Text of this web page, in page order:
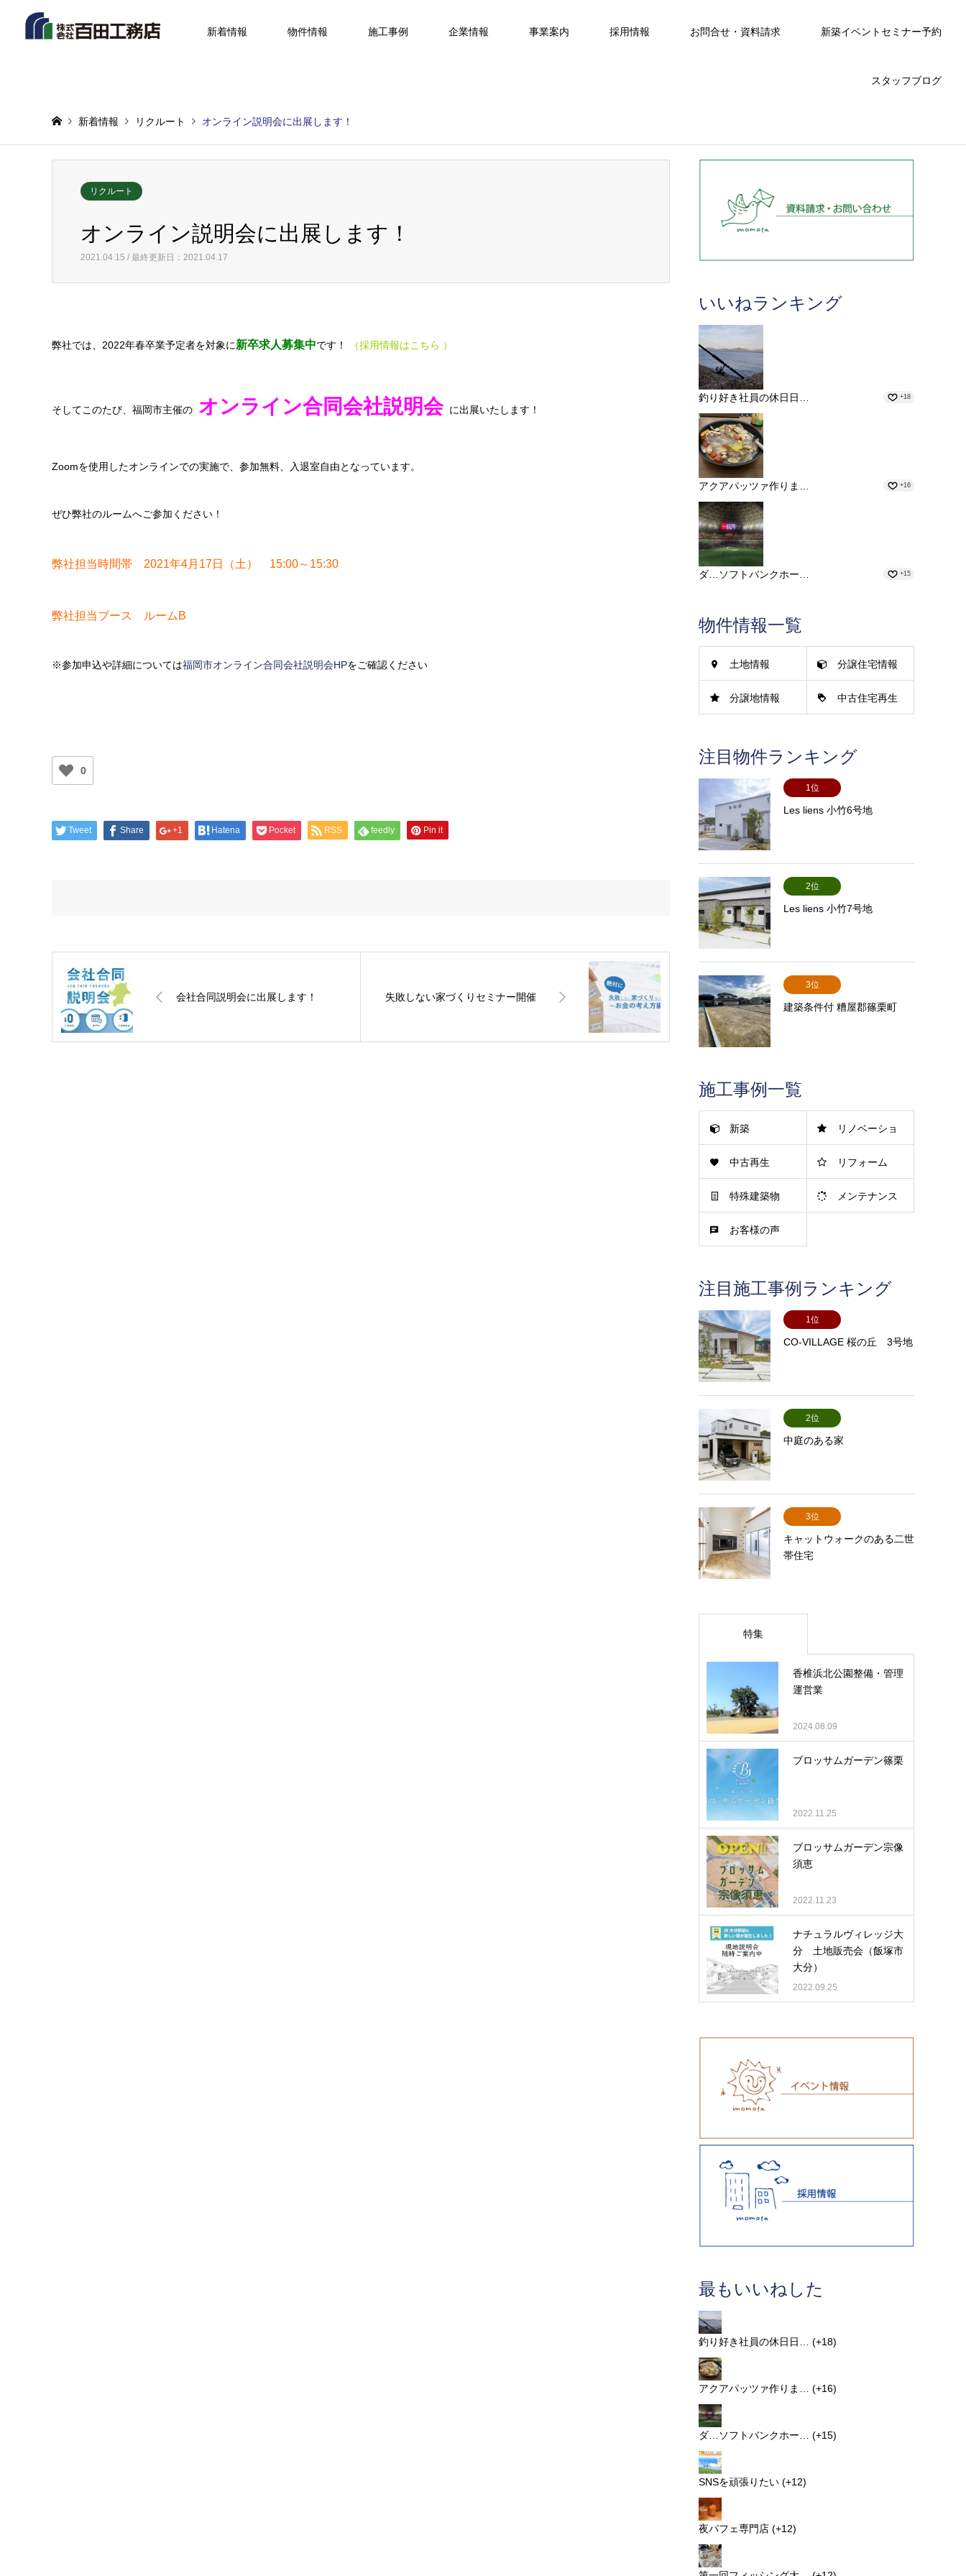
新着情報 物件情報 施工事例 企業情報 事業案内 採用情報 お問合せ・資料請求 新築イベントセミナー予約
スタッフブログ
新着情報 リクルート オンライン説明会に出展します！
リクルート
オンライン説明会に出展します！
2021.04.15 / 最終更新日：2021.04.17
弊社では、2022年春卒業予定者を対象に新卒求人募集中です！ （採用情報はこちら ）
そしてこのたび、福岡市主催の オンライン合同会社説明会 に出展いたします！
Zoomを使用したオンラインでの実施で、参加無料、入退室自由となっています。
ぜひ弊社のルームへご参加ください！
弊社担当時間帯 2021年4月17日（土） 15:00～15:30
弊社担当ブース ルームB
※参加申込や詳細については福岡市オンライン合同会社説明会HPをご確認ください
0
Tweet Share +1 Hatena Pocket RSS feedly Pin it
会社合同説明会に出展します！ 失敗しない家づくりセミナー開催
いいねランキング
釣り好き社員の休日日… +18
アクアパッツァ作りま… +16
ダ…ソフトバンクホー… +15
物件情報一覧
土地情報 分譲住宅情報
分譲地情報 中古住宅再生
注目物件ランキング
1位
Les liens 小竹6号地
2位
Les liens 小竹7号地
3位
建築条件付 糟屋郡篠栗町
施工事例一覧
新築 リノベーショ
ン
中古再生 リフォーム
特殊建築物 メンテナンス
お客様の声
注目施工事例ランキング
1位
CO-VILLAGE 桜の丘 3号地
2位
中庭のある家
3位
キャットウォークのある二世
帯住宅
特集
香椎浜北公園整備・管理
運営業
2024.08.09
ブロッサムガーデン篠栗
2022.11.25
ブロッサムガーデン宗像
須恵
2022.11.23
ナチュラルヴィレッジ大
分 土地販売会（飯塚市
大分）
2022.09.25
最もいいねした
釣り好き社員の休日日… +18
アクアパッツァ作りま… +16
ダ…ソフトバンクホー… +15
SNSを頑張りたい +12
夜パフェ専門店 +12